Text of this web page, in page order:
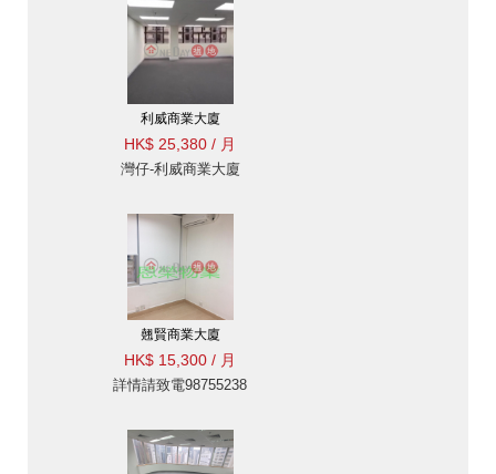
利威商業大廈
HK$ 25,380 / 月
灣仔-利威商業大廈
翹賢商業大廈
HK$ 15,300 / 月
詳情請致電98755238